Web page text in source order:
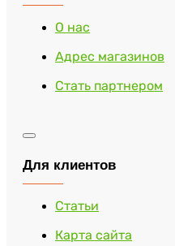
О нас
Адрес магазинов
Стать партнером
Для клиентов
Статьи
Карта сайта